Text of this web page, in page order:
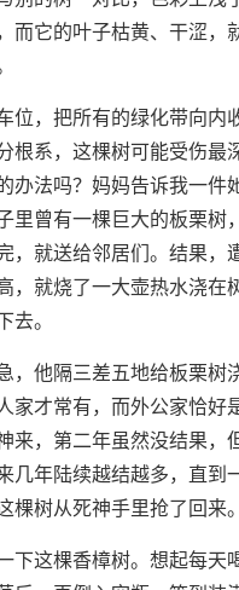
而它的叶子枯黄、干涩，
位，把所有的绿化带向内
根系，这棵树可能受伤最
办法吗？妈妈告诉我一件
里曾有一棵巨大的板栗树
，就送给邻居们。结果，
，就烧了一大壶热水浇在
去。
，他隔三差五地给板栗树
家才常有，而外公家恰好
来，第二年虽然没结果，
几年陆续越结越多，直到
棵树从死神手里抢了回来。
下这棵香樟树。想起每天